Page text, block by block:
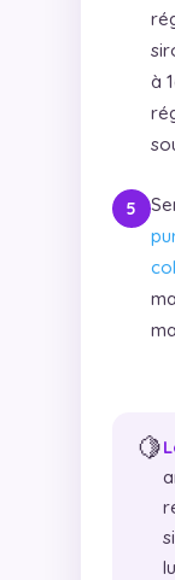
à
🍋